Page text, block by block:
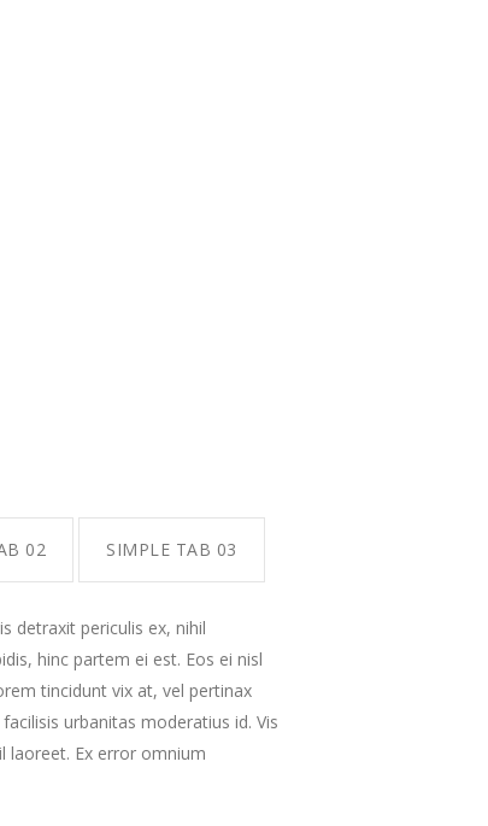
02 SIMPLE TAB 03
detraxit periculis ex, nihil
hinc partem ei est. Eos ei nisl
tincidunt vix at, vel pertinax
urbanitas moderatius id. Vis
laoreet. Ex error omnium